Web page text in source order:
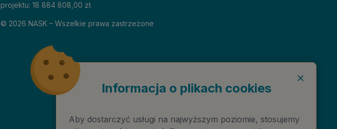
projektu: 18 884 808,00 zł.
© 2026 NASK – Wszelkie prawa zastrzeżone
Informacja o plikach cookies
Aby dostarczyć usługi na najwyższym poziomie, stosujemy